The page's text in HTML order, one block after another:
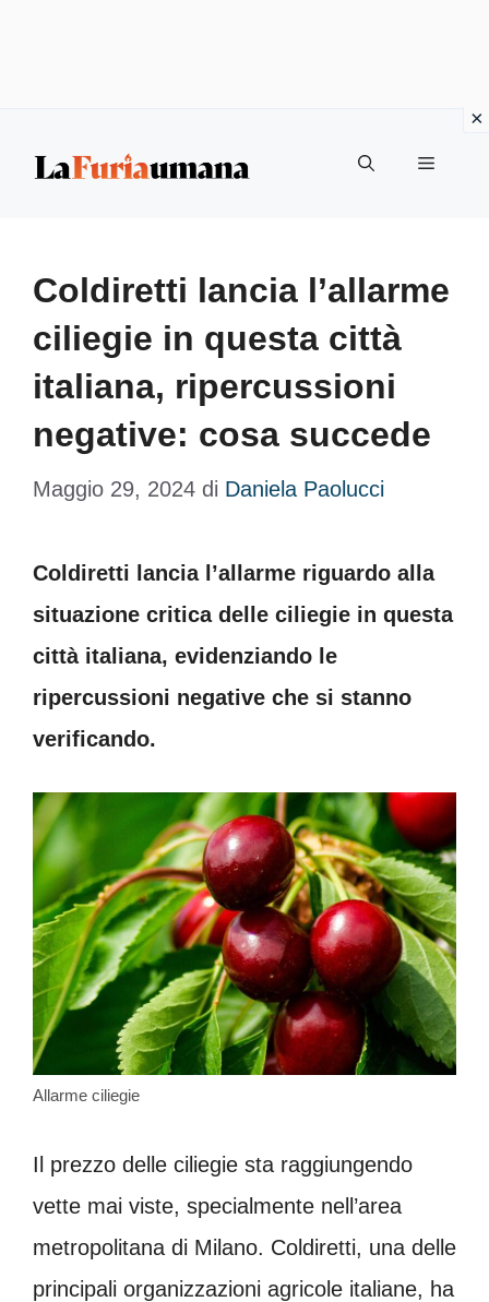
Menu
Coldiretti lancia l’allarme
ciliegie in questa città
italiana, ripercussioni
negative: cosa succede
Maggio 29, 2024 di Daniela Paolucci
Coldiretti lancia l’allarme riguardo alla
situazione critica delle ciliegie in questa
città italiana, evidenziando le
ripercussioni negative che si stanno
verificando.
Allarme ciliegie
Il prezzo delle ciliegie sta raggiungendo
vette mai viste, specialmente nell’area
metropolitana di Milano. Coldiretti, una delle
principali organizzazioni agricole italiane, ha